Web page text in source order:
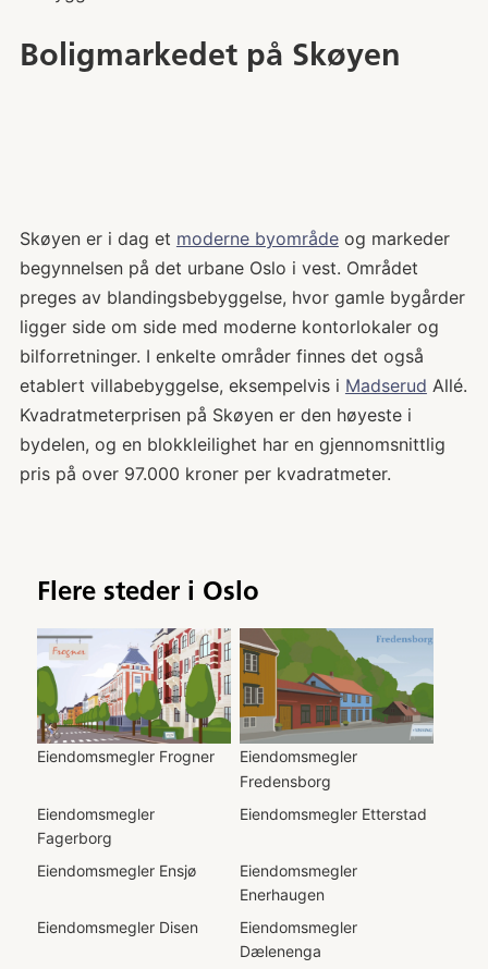
Boligmarkedet på Skøyen
Skøyen er i dag et moderne byområdeog markeder
begynnelsen på det urbane Oslo i vest. Området
preges av blandingsbebyggelse, hvor gamle bygårder
ligger side om side med moderne kontorlokaler og
bilforretninger. I enkelte områder finnes det også
etablert villabebyggelse, eksempelvis i Madserud Allé.
Kvadratmeterprisen på Skøyen er den høyeste i
bydelen, og en blokkleilighet har en gjennomsnittlig
pris på over 97.000 kroner per kvadratmeter.
Flere steder i Oslo
Eiendomsmegler Frogner
Eiendomsmegler
Fredensborg
Eiendomsmegler
Fagerborg
Eiendomsmegler Etterstad
Eiendomsmegler Ensjø
Eiendomsmegler
Enerhaugen
Eiendomsmegler Disen
Eiendomsmegler
Dælenenga